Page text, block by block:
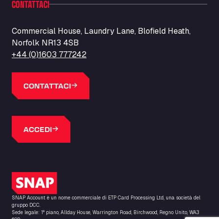
Barneys Diner
Bars Logistics Ltd
Elm Farm Depot, CO6 1HU
Bartrums Haulage & Storage
Basiq Truck Cleaning Amsterdam
Fahrenheitweg 20, 6101 WR
Basiq Truck Cleaning Hoogeveen
A.G. Bellstraat 35A, 7903 AD
16 Inchmuir Road, EH48 2EP
Batim Truckstop
Lar Bck Z 7 Mennen, 8930
Baumann Spedition Dresden GmbH
CONTATTACI
Commercial House, Laundry Lane, Blofield Heath,
Norfolk NR13 4SB
+44 (0)1603 777242
CONTATTACI
ACCEDI
Logo SNAP
SNAP Account è un nome commerciale di ETP Card Processing Ltd, una società del
gruppo DCC.
Sede legale: 1° piano, Allday House, Warrington Road, Birchwood, Regno Unito, WA3